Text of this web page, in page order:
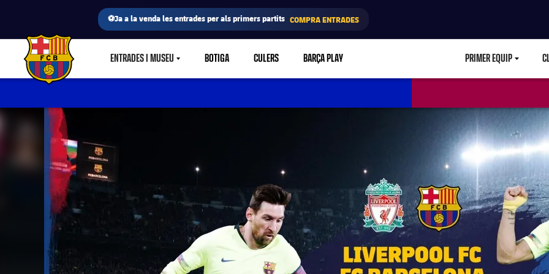
⚽Ja a la venda les entrades per als primers partits COMPRA ENTRADES
FC Barcelona club badge ENTRADES I MUSEULABEL.SHARE.CARETDOWN
BOTIGA CULERS BARÇA PLAY PRIMER EQUIP